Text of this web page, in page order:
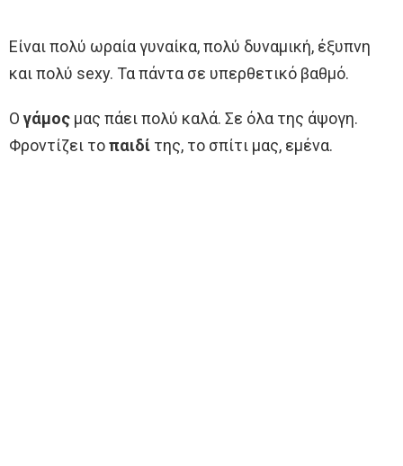
Είναι πολύ ωραία γυναίκα, πολύ δυναμική, έξυπνη
και πολύ sexy. Τα πάντα σε υπερθετικό βαθμό.
Ο γάμος μας πάει πολύ καλά. Σε όλα της άψογη.
Φροντίζει τοπαιδί της, το σπίτι μας, εμένα.